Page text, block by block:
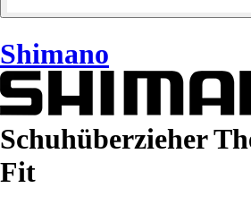
Shimano
Schuhüberzieher
Fit